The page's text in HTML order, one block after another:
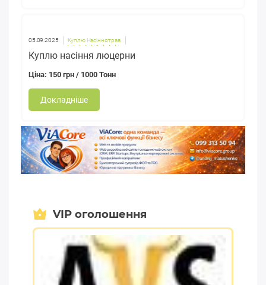
05.09.2025 Куплю Насіння трав
Куплю насіння люцерни
Ціна: 150 грн / 1000 Тонн
Докладніше
VIP оголошення